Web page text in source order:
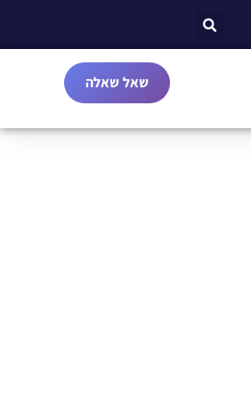
שאל שאלה